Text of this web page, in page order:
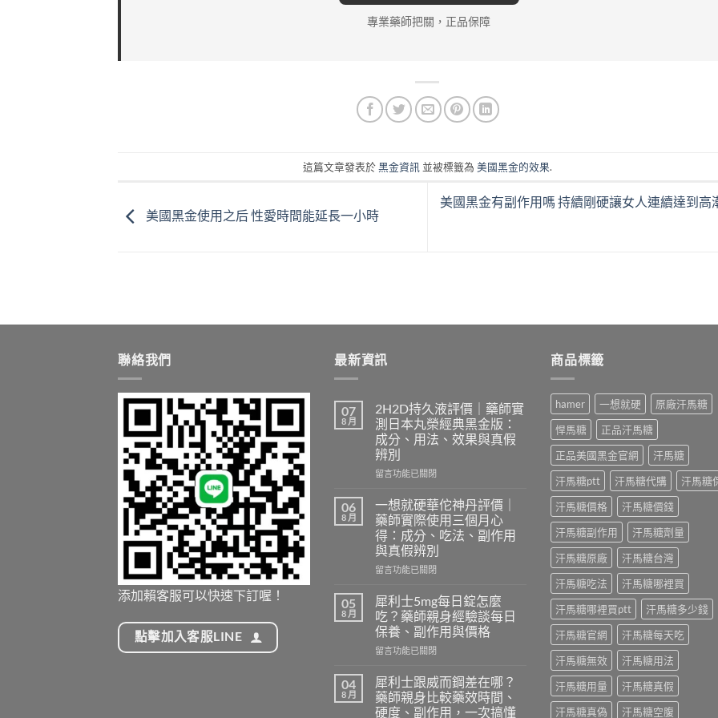
專業藥師把關，正品保障
這篇文章發表於黑金資訊 並被標籤為 美國黑金的效果.
美國黑金使用之后 性愛時間能延長一小時
美國黑金有副作用嗎 持續剛硬讓女人連續達到高
聯絡我們
添加賴客服可以快速下訂喔！
點擊加入客服LINE
最新資訊
07
8 月
2H2D持久液評價｜藥師實
測日本丸榮經典黑金版：
成分、用法、效果與真假
辨別
在
久
液
評
價
｜
師
實
測
日
本
榮
經
典
留言功能已關閉
06
8 月
一想就硬華佗神丹評價｜
藥師實際使用三個月心
得：成分、吃法、副作用
與真假辨別
在
想
就
硬
華
佗
丹
評
價
留言功能已關閉
05
8 月
犀利士5mg每日錠怎麼
吃？藥師親身經驗談每日
保養、副作用與價格
在
利
士
5mg
留言功能已關閉
04
8 月
犀利士跟威而鋼差在哪？
藥師親身比較藥效時間、
硬度、副作用，一次搞懂
商品標籤
hamer 一想就硬
原廠汗馬糖
悍馬糖
正品汗馬糖
正品美國黑金官網
汗馬糖
汗馬糖ptt
汗馬糖代購
汗馬糖
汗馬糖價格
汗馬糖價錢
汗馬糖副作用
汗馬糖劑量
汗馬糖原廠
汗馬糖台灣
汗馬糖吃法
汗馬糖哪裡買
汗馬糖哪裡買ptt
汗馬糖多少錢
汗馬糖官網
汗馬糖每天吃
汗馬糖無效
汗馬糖用法
汗馬糖用量
汗馬糖真假
汗馬糖真偽
汗馬糖空腹